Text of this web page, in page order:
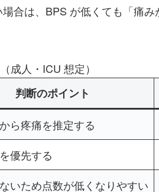
合は、BPS が低くても「痛
成人・ICU 想定）
判断のポイント
ら疼痛を推定する
優先する
いため点数が低くなりやすい